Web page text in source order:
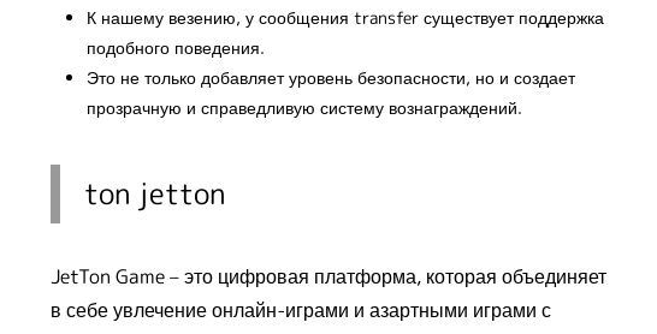
К нашему везению, у сообщения transfer существует поддержка
подобного поведения.
Это не только добавляет уровень безопасности, но и создает
прозрачную и справедливую систему вознаграждений.
ton jetton
JetTon Game – это цифровая платформа, которая объединяет
в себе увлечение онлайн-играми и азартными играми с